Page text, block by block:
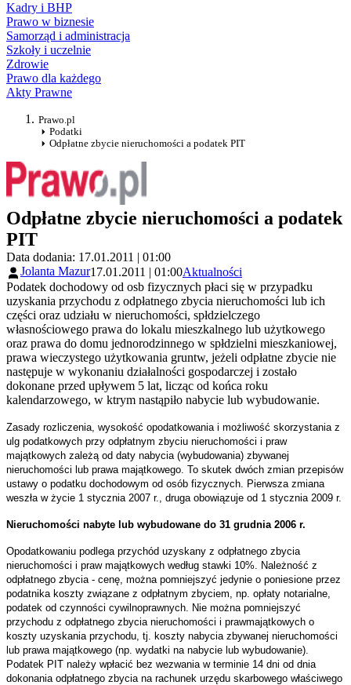
Kadry i BHP
Prawo w biznesie
Samorząd i administracja
Szkoły i uczelnie
Zdrowie
Prawo dla każdego
Akty Prawne
Prawo.pl
Podatki
Odpłatne zbycie nieruchomości a podatek PIT
Odpłatne zbycie nieruchomości a podatek
PIT
Data dodania: 17.01.2011 | 01:00
Jolanta Mazur17.01.2011 | 01:00Aktualności
Podatek dochodowy od osb fizycznych płaci się w przypadku
uzyskania przychodu z odpłatnego zbycia nieruchomości lub ich
części oraz udziału w nieruchomości, spłdzielczego
własnościowego prawa do lokalu mieszkalnego lub użytkowego
oraz prawa do domu jednorodzinnego w spłdzielni mieszkaniowej,
prawa wieczystego użytkowania gruntw, jeżeli odpłatne zbycie nie
następuje w wykonaniu działalności gospodarczej i zostało
dokonane przed upływem 5 lat, licząc od końca roku
kalendarzowego, w ktrym nastąpiło nabycie lub wybudowanie.
Zasady rozliczenia, wysokość opodatkowania i możliwość skorzystania z
ulg podatkowych przy odpłatnym zbyciu nieruchomości i praw
majątkowych zależą od daty nabycia (wybudowania) zbywanej
nieruchomości lub prawa majątkowego. To skutek dwóch zmian przepisów
ustawy o podatku dochodowym od osób fizycznych. Pierwsza zmiana
weszła w życie 1 stycznia 2007 r., druga obowiązuje od 1 stycznia 2009 r.
Nieruchomości nabyte lub wybudowane do 31 grudnia 2006 r.
Opodatkowaniu podlega przychód uzyskany z odpłatnego zbycia
nieruchomości i praw majątkowych według stawki 10%. Należność z
odpłatnego zbycia - cenę, można pomniejszyć jedynie o poniesione przez
podatnika koszty związane z odpłatnym zbyciem, np. opłaty notarialne,
podatek od czynności cywilnoprawnych.
Nie można pomniejszyć
przychodu z odpłatnego zbycia nieruchomości i prawmajątkowych o
koszty uzyskania przychodu, tj. koszty nabycia zbywanej nieruchomości
lub prawa majątkowego (np. wydatki na nabycie lub wybudowanie).
Podatek PIT należy wpłacić bez wezwania w terminie 14 dni od dnia
dokonania odpłatnego zbycia na rachunek urzędu skarbowego właściwego